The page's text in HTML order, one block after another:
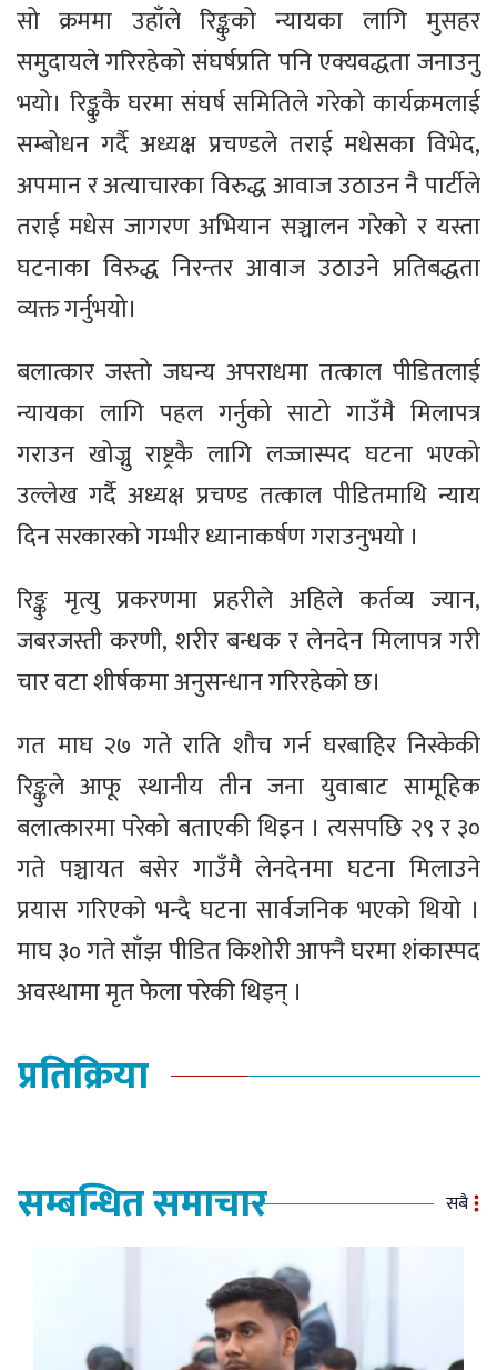
सो क्रममा उहाँले रिङ्कुको न्यायका लागि मुसहर
समुदायले गरिरहेको संघर्षप्रति पनि एक्यवद्धता जनाउनु
भयो। रिङ्कुकै घरमा संघर्ष समितिले गरेको कार्यक्रमलाई
सम्बोधन गर्दै अध्यक्ष प्रचण्डले तराई मधेसका विभेद,
अपमान र अत्याचारका विरुद्ध आवाज उठाउन नै पार्टीले
तराई मधेस जागरण अभियान सञ्चालन गरेको र यस्ता
घटनाका विरुद्ध निरन्तर आवाज उठाउने प्रतिबद्धता
व्यक्त गर्नुभयो।
बलात्कार जस्तो जघन्य अपराधमा तत्काल पीडितलाई
न्यायका लागि पहल गर्नुको साटो गाउँमै मिलापत्र
गराउन खोज्नु राष्ट्रकै लागि लज्जास्पद घटना भएको
उल्लेख गर्दै अध्यक्ष प्रचण्ड तत्काल पीडितमाथि न्याय
दिन सरकारको गम्भीर ध्यानाकर्षण गराउनुभयो ।
रिङ्कु मृत्यु प्रकरणमा प्रहरीले अहिले कर्तव्य ज्यान,
जबरजस्ती करणी, शरीर बन्धक र लेनदेन मिलापत्र गरी
चार वटा शीर्षकमा अनुसन्धान गरिरहेको छ।
गत माघ २७ गते राति शौच गर्न घरबाहिर निस्केकी
रिङ्कुले आफू स्थानीय तीन जना युवाबाट सामूहिक
बलात्कारमा परेको बताएकी थिइन । त्यसपछि २९ र ३०
गते पञ्चायत बसेर गाउँमै लेनदेनमा घटना मिलाउने
प्रयास गरिएको भन्दै घटना सार्वजनिक भएको थियो ।
माघ ३० गते साँझ पीडित किशोरी आफ्नै घरमा शंकास्पद
अवस्थामा मृत फेला परेकी थिइन् ।
प्रतिक्रिया
सम्बन्धित समाचार सबै